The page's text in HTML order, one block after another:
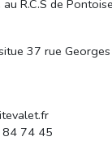
au R.C.S de
37 rue
84 74 45